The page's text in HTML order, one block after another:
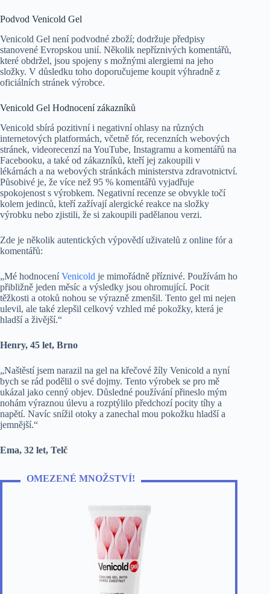
Podvod Venicold Gel
Venicold Gel není podvodné zboží; dodržuje předpisy
stanovené Evropskou unií. Několik nepříznivých komentářů,
které obdržel, jsou spojeny s možnými alergiemi na jeho
složky. V důsledku toho doporučujeme koupit výhradně z
oficiálních stránek výrobce.
Venicold Gel Hodnocení zákazníků
Venicold sbírá pozitivní i negativní ohlasy na různých
internetových platformách, včetně fór, recenzních webových
stránek, videorecenzí na YouTube, Instagramu a komentářů na
Facebooku, a také od zákazníků, kteří jej zakoupili v
lékárnách a na webových stránkách ministerstva zdravotnictví.
Působivé je, že více než 95 % komentářů vyjadřuje
spokojenost s výrobkem. Negativní recenze se obvykle točí
kolem jedinců, kteří zažívají alergické reakce na složky
výrobku nebo zjistili, že si zakoupili padělanou verzi.
Zde je několik autentických výpovědí uživatelů z online fór a
komentářů:
„Mé hodnoceníVenicold je mimořádně příznivé. Používám ho
přibližně jeden měsíc a výsledky jsou ohromující. Pocit
těžkosti a otoků nohou se výrazně zmenšil. Tento gel mi nejen
ulevil, ale také zlepšil celkový vzhled mé pokožky, která je
hladší a živější.“
Henry, 45 let, Brno
„Naštěstí jsem narazil na gel na křečové žíly Venicold a nyní
bych se rád podělil o své dojmy. Tento výrobek se pro mě
ukázal jako cenný objev. Důsledné používání přineslo mým
nohám výraznou úlevu a rozptýlilo předchozí pocity tíhy a
napětí. Navíc snížil otoky a zanechal mou pokožku hladší a
jemnější.“
Ema, 32 let, Telč
OMEZENÉ MNOŽSTVÍ!